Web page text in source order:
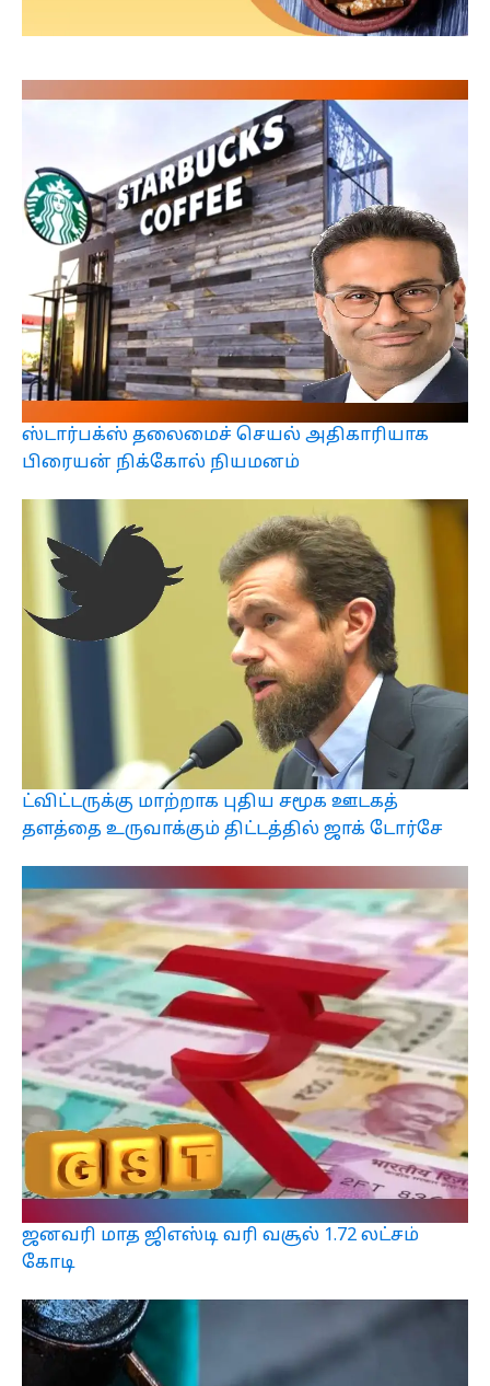
ஸ்டார்பக்ஸ் தலைமைச் செயல் அதிகாரியாக
பிரையன் நிக்கோல் நியமனம்
ட்விட்டருக்கு மாற்றாக புதிய சமூக ஊடகத்
தளத்தை உருவாக்கும் திட்டத்தில் ஜாக் டோர்சே
ஜனவரி மாத ஜிஎஸ்டி வரி வசூல் 1.72 லட்சம்
கோடி